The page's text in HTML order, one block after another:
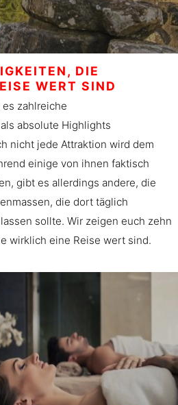
DIE
WERT SIND
zahlreiche
absolute Highlights
nicht jede Attraktion wird dem
einige von ihnen faktisch
gibt es allerdings andere, die
die dort täglich
sollte. Wir zeigen euch zehn
wirklich eine Reise wert sind.